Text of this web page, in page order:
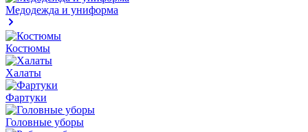
Медодежда и униформа
Костюмы
Халаты
Фартуки
Головные уборы